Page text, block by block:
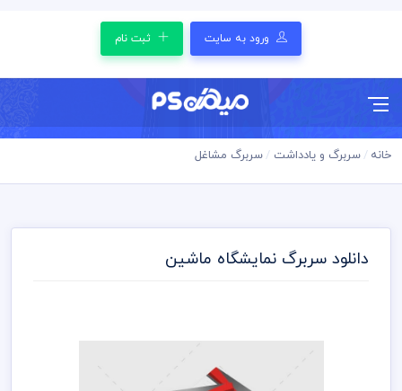
ورود به سایت ثبت نام
خانه سربرگ و یادداشت سربرگ مشاغل
دانلود سربرگ نمایشگاه ماشین